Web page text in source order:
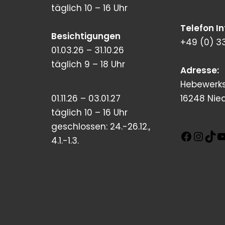
täglich 10 – 16 Uhr
Besichtigungen
01.03.26 – 31.10.26
täglich 9 – 18 Uhr
01.11.26 – 03.01.27
täglich 10 – 16 Uhr
geschlossen: 24.-26.12.,
4.1.-1.3.
Telefon
+49 (0)
Adresse:
16248